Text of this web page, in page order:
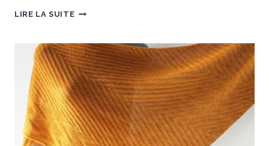
LIRE LA SUITELUGAS